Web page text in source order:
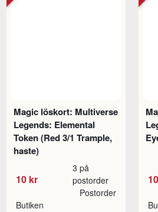
Magic löskort: Multiverse
Legends: Elemental
Token (Red 3/1 Trample,
haste)
10 kr
3 på
postorder
Butiken
Postorder